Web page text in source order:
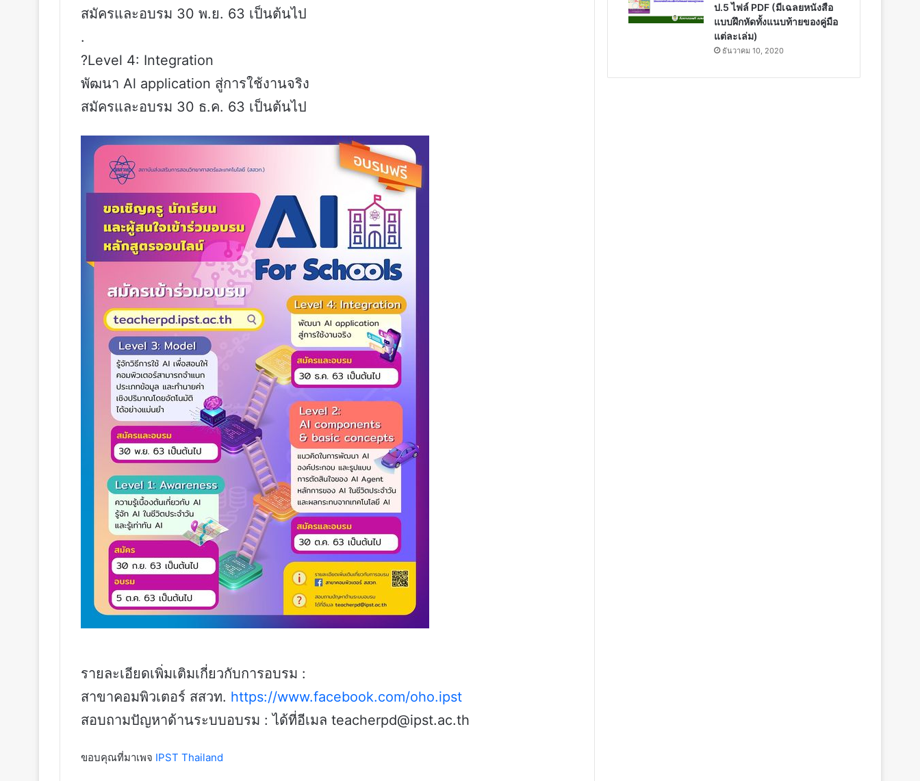
สมัครและอบรม 30 พ.ย. 63 เป็นต้นไป
.
?Level 4: Integration
พัฒนา Al application สู่การใช้งานจริง
สมัครและอบรม 30 ธ.ค. 63 เป็นต้นไป
รายละเอียดเพิ่มเติมเกี่ยวกับการอบรม :
สาขาคอมพิวเตอร์ สสวท. https://www.facebook.com/oho.ipst
สอบถามปัญหาด้านระบบอบรม : ได้ที่อีเมล teacherpd@ipst.ac.th
ขอบคุณที่มาเพจ IPST Thailand
ป.5 ไฟล์ PDF (มีเฉลยหนังสือ
แบบฝึกหัดทั้งแนบท้ายของคู่มือ
แต่ละเล่ม)
ธันวาคม 10, 2020